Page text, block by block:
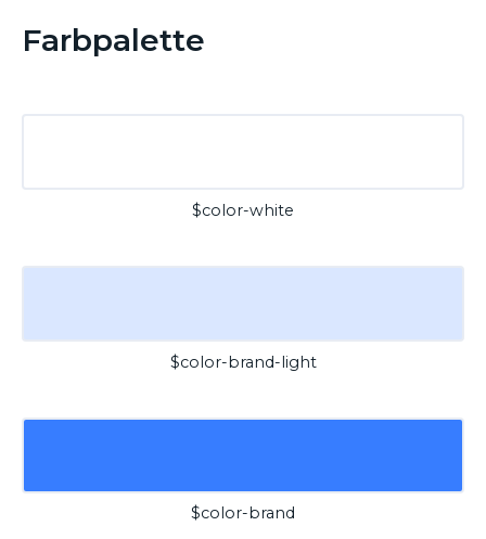
Farbpalette
$color-white
$color-brand-light
$color-brand